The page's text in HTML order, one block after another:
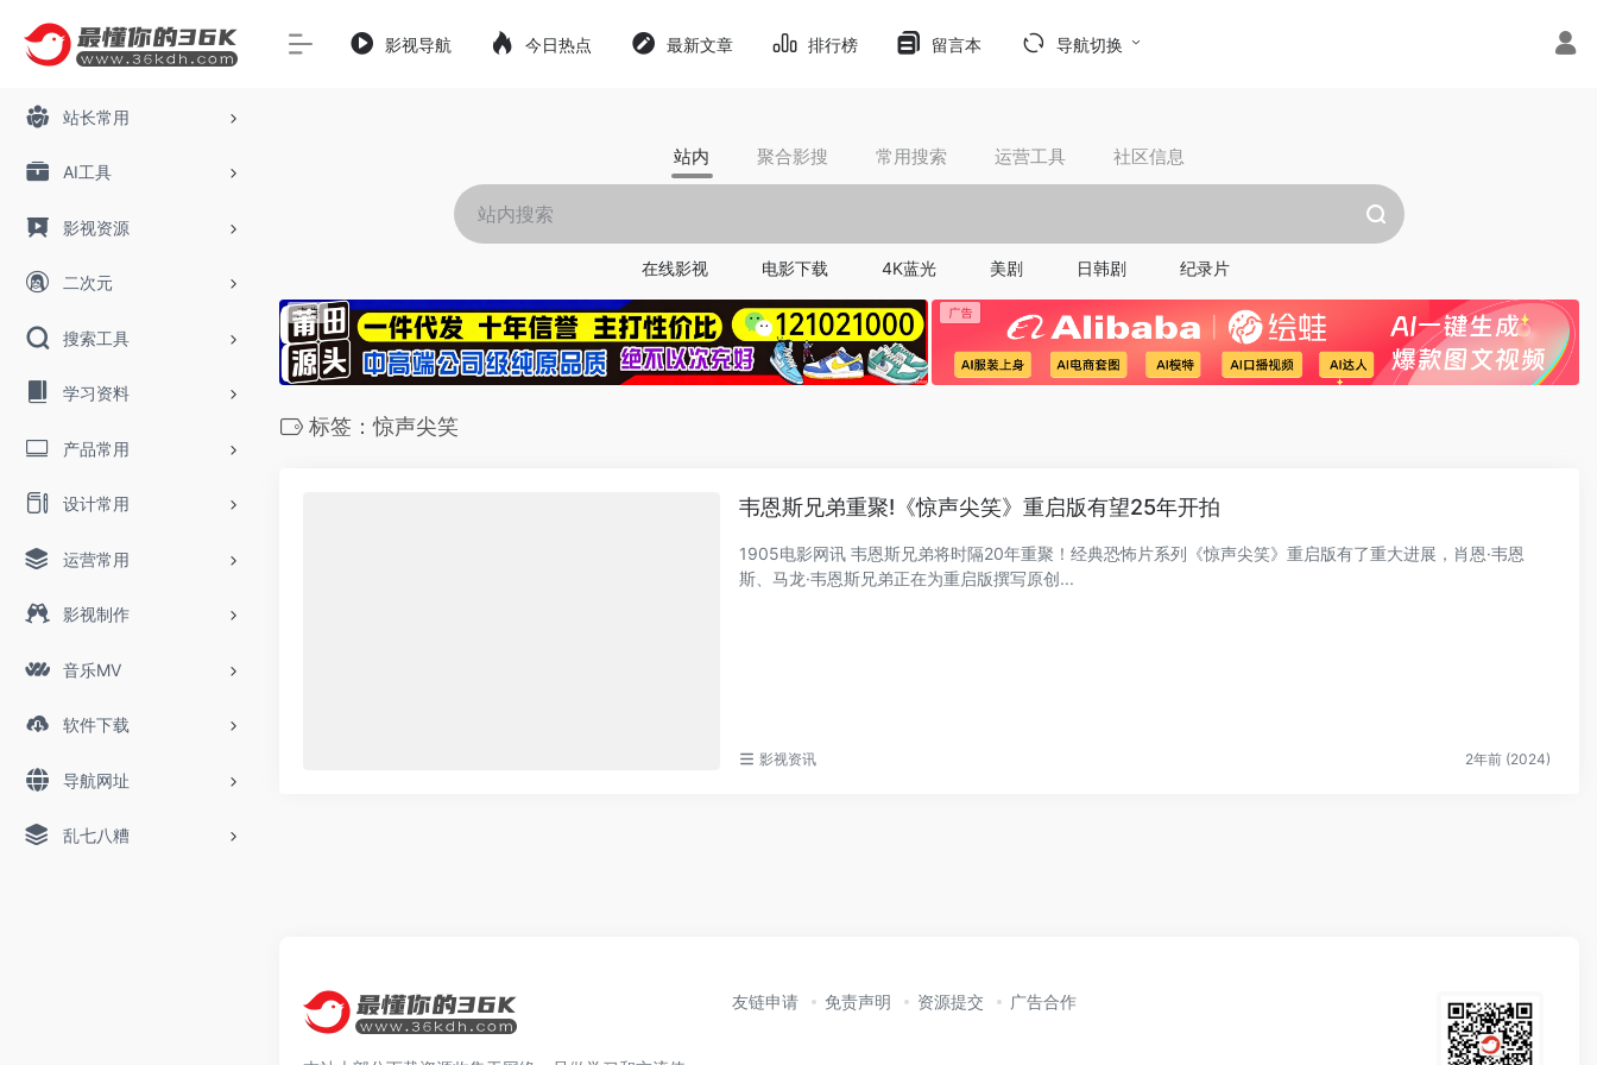
站长常用
AI工具
影视资源
二次元
搜索工具
学习资料
产品常用
设计常用
运营常用
影视制作
音乐MV
软件下载
导航网址
乱七八糟
影视导航 今日热点 最新文章 排行榜 留言本 导航切换
站内 聚合影搜 常用搜索 运营工具 社区信息
在线影视 电影下载 4K蓝光 美剧 日韩剧 纪录片
标签：惊声尖笑
韦恩斯兄弟重聚!《惊声尖笑》重启版有望25年开拍
1905电影网讯 韦恩斯兄弟将时隔20年重聚！经典恐怖片系列《惊声尖笑》重启版有了重大进展，肖恩·韦恩
斯、马龙·韦恩斯兄弟正在为重启版撰写原创...
影视资讯 2年前 (2024)
友链申请 免责声明 资源提交 广告合作